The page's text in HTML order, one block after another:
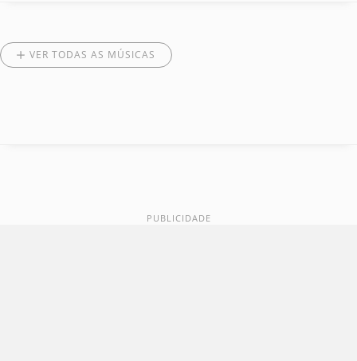
VER TODAS AS MÚSICAS